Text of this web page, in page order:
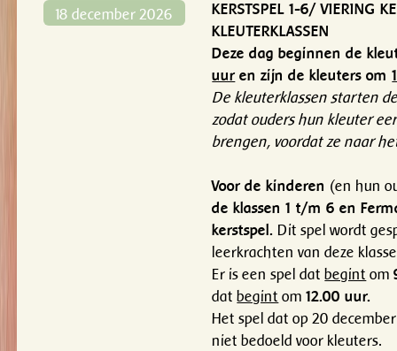
18 december 2026
KERSTSPEL 1-6/ VIERING
KLEUTERKLASSEN
Deze dag beginnen de
uuren zijn de kleuters om
De kleuterklassen starten
zodat ouders hun kleuter
brengen, voordat ze naar
Voor de kinderen (en hun
de klassen 1 t/m 6 en
kerstspel.Dit spel wordt
leerkrachten van deze
Er is een spel datbegint om
datbegint om12.00 uur.
Het spel dat op 20
niet bedoeld voor kleuters.